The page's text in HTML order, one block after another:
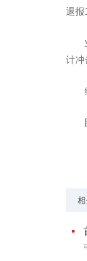
退报
计冲